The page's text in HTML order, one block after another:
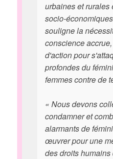
urbaines et rurales
socio-
souligne la
conscience
d'action pour
profondes du
femmes contre de
« Nous devons
condamner et
alarmants de
œuvrer pour une
des droits